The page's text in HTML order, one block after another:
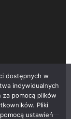
dostępnych w
indywidualnych
pomocą plików
Pliki
ustawień